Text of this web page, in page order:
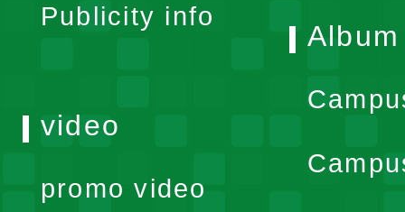
Publicity info
Album
video
promo video